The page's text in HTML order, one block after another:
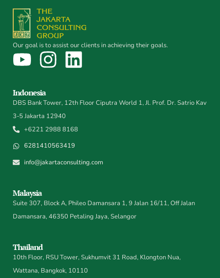
Our goal is to assist our clients in achieving their goals.
Indonesia
DBS Bank Tower, 12th Floor Ciputra World 1, Jl. Prof. Dr. Satrio Kav
3-5 Jakarta 12940
+6221 2988 8168
6281410563419
info@jakartaconsulting.com
Malaysia
Suite 307, Block A, Phileo Damansara 1, 9 Jalan 16/11, Off Jalan
Damansara, 46350 Petaling Jaya, Selangor
Thailand
10th Floor, RSU Tower, Sukhumvit 31 Road, Klongton Nua,
Wattana, Bangkok, 10110